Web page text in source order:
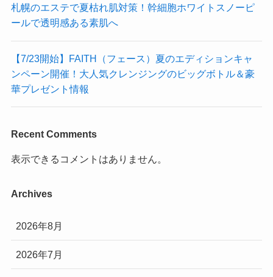
札幌のエステで夏枯れ肌対策！幹細胞ホワイトスノーピ
ールで透明感ある素肌へ
【7/23開始】FAITH（フェース）夏のエディションキャ
ンペーン開催！大人気クレンジングのビッグボトル＆豪
華プレゼント情報
Recent Comments
表示できるコメントはありません。
Archives
2026年8月
2026年7月